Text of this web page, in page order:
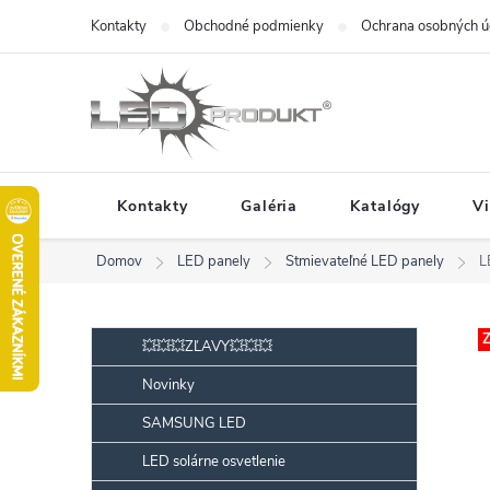
obsah
Kontakty Obchodné podmienky Ochrana osobných
Kontakty Galéria Katalógy
Domov LED panely Stmievateľné LED panely
o
č
n
Preskočiť
kategórie💥💥💥ZĽAVY💥💥💥
Novinky
SAMSUNG LED
LED solárne osvetlenie